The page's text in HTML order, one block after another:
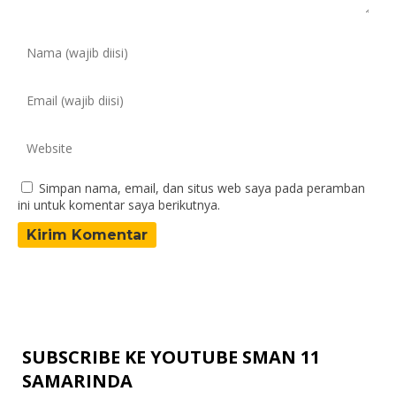
Simpan nama, email, dan situs web saya pada peramban
ini untuk komentar saya berikutnya.
SUBSCRIBE KE YOUTUBE SMAN 11
SAMARINDA